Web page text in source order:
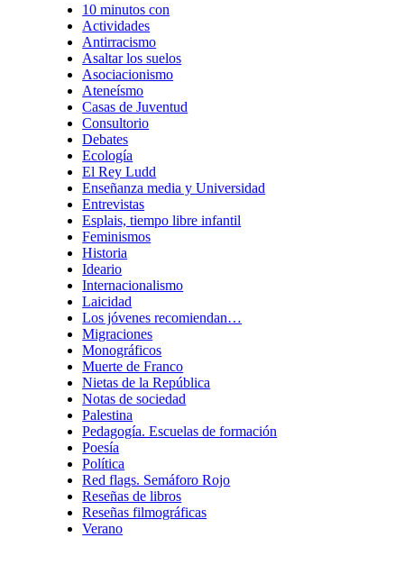
10 minutos con
Actividades
Antirracismo
Asaltar los suelos
Asociacionismo
Ateneísmo
Casas de Juventud
Consultorio
Debates
Ecología
El Rey Ludd
Enseñanza media y Universidad
Entrevistas
Esplais, tiempo libre infantil
Feminismos
Historia
Ideario
Internacionalismo
Laicidad
Los jóvenes recomiendan…
Migraciones
Monográficos
Muerte de Franco
Nietas de la República
Notas de sociedad
Palestina
Pedagogía. Escuelas de formación
Poesía
Política
Red flags. Semáforo Rojo
Reseñas de libros
Reseñas filmográficas
Verano